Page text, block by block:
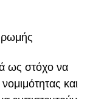
ως στόχο να
και